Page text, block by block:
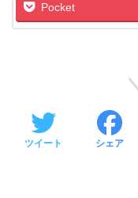
Pocket
ツイート シェア